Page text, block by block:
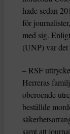
hade sedan
för
med sig.
(UNP) var det
– RSF
Herreras
oberoende
beställde
samt att